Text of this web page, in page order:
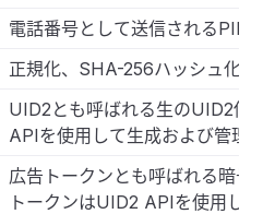
電話番号として送信されるPII。
正規化、SHA-256ハッシュ化
UID2とも呼ばれる生のUID2値
APIを使用して生成および管理
広告トークンとも呼ばれる暗
トークンはUID2 APIを使用し